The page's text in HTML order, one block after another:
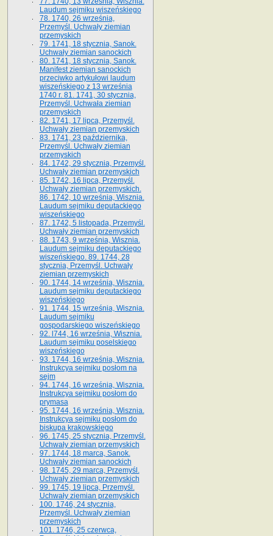
Laudum sejmiku wiszeńskiego
78. 1740, 26 września,
Przemyśl. Uchwały ziemian
przemyskich
79. 1741, 18 stycznia, Sanok.
Uchwały ziemian sanockich
80. 1741, 18 stycznia, Sanok.
Manifest ziemian sanockich
przeciwko artykułowi laudum
wiszeńskiego z 13 wrze­śnia
1740 r. 81. 1741, 30 stycznia,
Przemyśl. Uchwała ziemian
przemyskich
82. 1741, 17 lipca, Przemyśl.
Uchwały ziemian przemyskich
83. 1741, 23 października,
Przemyśl. Uchwały ziemian
przemyskich
84. 1742, 29 stycznia, Przemyśl.
Uchwały ziemian przemyskich
85. 1742, 16 lipca, Przemyśl.
Uchwały ziemian przemyskich.
86. 1742, 10 września, Wisznia.
Laudum sejmiku deputackiego
wiszeńskiego
87. 1742, 5 listopada, Przemyśl.
Uchwały ziemian przemyskich
88. 1743, 9 września, Wisznia.
Laudum sejmiku deputackiego
wiszeńskiego. 89. 1744, 28
stycznia, Przemyśl. Uchwały
ziemian przemyskich
90. 1744, 14 września, Wisznia.
Laudum sejmiku deputackiego
wiszeńskiego
91. 1744, 15 września, Wisznia.
Laudum sejmiku
gospodarskiego wiszeńskiego
92. l744, 16 września, Wisznia.
Laudum sejmiku poselskiego
wiszeńskiego
93. 1744, 16 września, Wisznia.
Instrukcya sejmiku posłom na
sejm
94. 1744, 16 września, Wisznia.
Instrukcya sejmiku posłom do
prymasa
95. 1744, 16 września, Wisznia.
Instrukcya sejmiku posłom do
biskupa krakowskiego
96. 1745, 25 stycznia, Przemyśl.
Uchwały ziemian przemyskich
97. 1744, 18 marca, Sanok.
Uchwały ziemian sanockich
98. 1745, 29 marca, Przemyśl.
Uchwały ziemian przemyskich
99. 1745, 19 lipca, Przemyśl.
Uchwały ziemian przemyskich
100. 1746, 24 stycznia,
Przemyśl. Uchwały ziemian
przemyskich
101. 1746, 25 czerwca,